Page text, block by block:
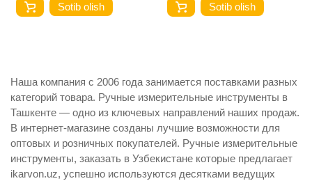
Sotib olish Sotib olish
Наша компания с 2006 года занимается поставками разных
категорий товара. Ручные измерительные инструменты в
Ташкенте — одно из ключевых направлений наших продаж.
В интернет-магазине созданы лучшие возможности для
оптовых и розничных покупателей. Ручные измерительные
инструменты, заказать в Узбекистане которые предлагает
ikarvon.uz, успешно используются десятками ведущих